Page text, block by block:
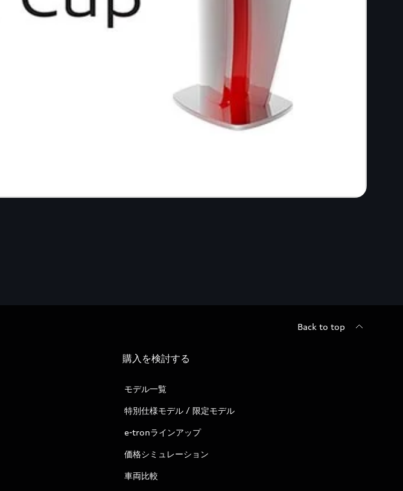
Back to top
購入を検討する
モデル一覧
特別仕様モデル / 限定モデル
e-tronラインアップ
価格シミュレーション
車両比較